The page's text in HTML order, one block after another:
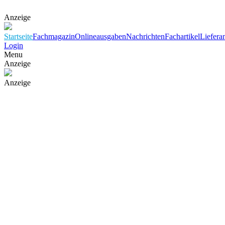
Anzeige
StartseiteFachmagazinOnlineausgabenNachrichtenFachartikel
Login
Menu
Anzeige
Anzeige